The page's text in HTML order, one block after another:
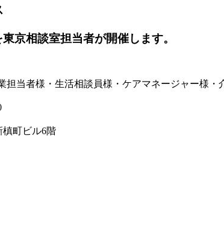
京相談室担当者が開催します。
担当者様・生活相談員様・ケアマネージャー様
町ビル6階